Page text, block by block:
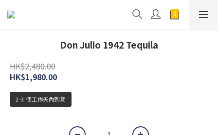
Don Julio 1942 Tequila
HK$2,480.00
HK$1,980.00
2-3 個工作天內到貨